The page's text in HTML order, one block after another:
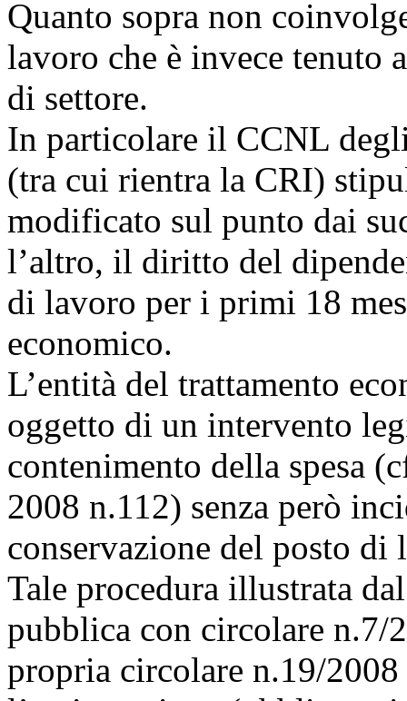
Quanto sopra non
lavoro che è invece tenuto
di settore.
In particolare il CCNL
(tra cui rientra la CRI)
modificato sul punto dai
l’altro, il diritto del
di lavoro per i primi 18
economico.
L’entità del trattamento
oggetto di un intervento
contenimento della spesa
2008 n.112) senza però
conservazione del posto di
Tale procedura illustrata
pubblica con circolare n.7/
propria circolare n.19/